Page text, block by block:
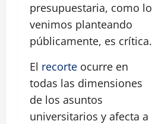
presupuestaria, como lo
venimos planteando
públicamente, es crítica.
El recorte ocurre en
todas las dimensiones
de los asuntos
universitarios y afecta a